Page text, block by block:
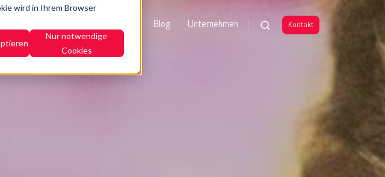
wird in Ihrem Browser
Nur notwendige
Cookies
Blog Unternehmen Kontakt